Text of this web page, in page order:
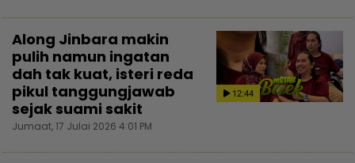
12:44
Along Jinbara makin
pulih namun ingatan
dah tak kuat, isteri reda
pikul tanggungjawab
sejak suami sakit
Jumaat, 17 Julai 2026 4:01 PM